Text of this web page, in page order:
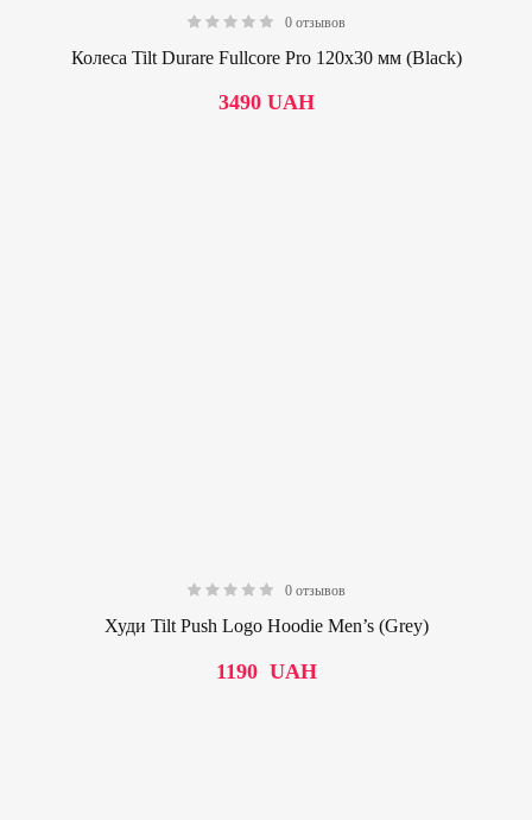
0 отзывов
Колеса Tilt Durare Fullcore Pro 120х30 мм (Black)
3490 UAH
0 отзывов
Худи Tilt Push Logo Hoodie Men’s (Grey)
1190 UAH